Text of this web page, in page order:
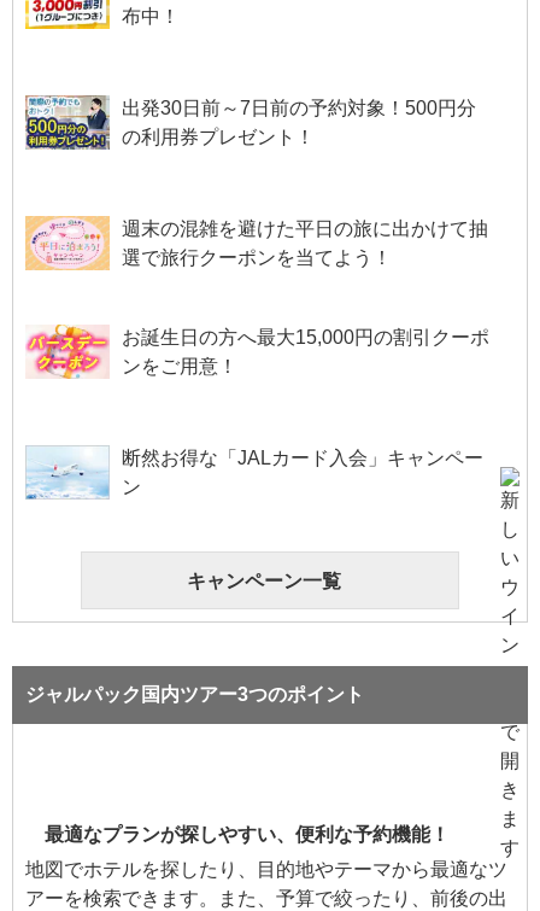
布中！
出発30日前～7日前の予約対象！500円分
の利用券プレゼント！
週末の混雑を避けた平日の旅に出かけて抽
選で旅行クーポンを当てよう！
お誕生日の方へ最大15,000円の割引クーポ
ンをご用意！
断然お得な「JALカード入会」キャンペー
ン
キャンペーン一覧
ジャルパック国内ツアー3つのポイント
最適なプランが探しやすい、便利な予約機能！
地図でホテルを探したり、目的地やテーマから最適なツ
アーを検索できます。また、予算で絞ったり、前後の出